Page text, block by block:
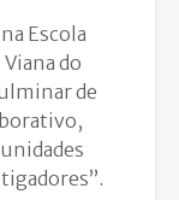
Escola
do
de